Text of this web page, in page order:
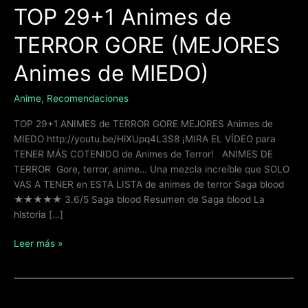
TOP 29+1 Animes de
TERROR GORE (MEJORES
Animes de MIEDO)
Anime, Recomendaciones
TOP 29+1 ANIMES de TERROR GORE MEJORES Animes de
MIEDO http://youtu.be/HlXUpq4L3S8 ¡MIRA EL VÍDEO para
TENER MÁS COTENIDO de Animes de Terror! ANIMES DE
TERROR Gore, terror, anime… Una mezcla increíble que SOLO
VAS A TENER en ESTA LISTA de animes de terror Saga blood
★★★★★ 3.6/5 Saga blood Resumen de Saga blood La
historia […]
MIEDO)
Leer más »